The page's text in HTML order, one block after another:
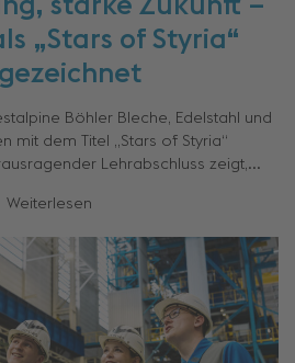
starke Zukunft –
„Stars of Styria“
Böhler Bleche, Edelstahl und
mit dem Titel „Stars of Styria“
Lehrabschluss zeigt,...
Weiterlesen